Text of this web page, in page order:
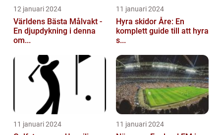
12 januari 2024
Världens Bästa Målvakt -
En djupdykning i denna
om...
11 januari 2024
Hyra skidor Åre: En
komplett guide till att hyra
s...
11 januari 2024 11 januari 2024